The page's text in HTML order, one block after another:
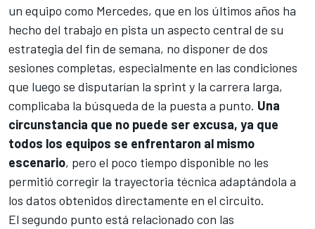
un equipo como Mercedes, que en los últimos años ha
hecho del trabajo en pista un aspecto central de su
estrategia del fin de semana, no disponer de dos
sesiones completas, especialmente en las condiciones
que luego se disputarían la sprint y la carrera larga,
complicaba la búsqueda de la puesta a punto. Una
circunstancia que no puede ser excusa, ya que
todos los equipos se enfrentaron al mismo
escenario, pero el poco tiempo disponible no les
permitió corregir la trayectoria técnica adaptándola a
los datos obtenidos directamente en el circuito.
El segundo punto está relacionado con las